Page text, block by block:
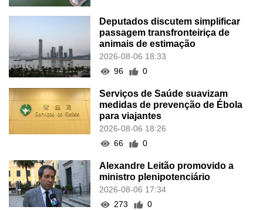
Deputados discutem simplificar
passagem transfronteiriça de
animais de estimação
2026-08-06 18:33
96
0
Serviços de Saúde suavizam
medidas de prevenção de Ébola
para viajantes
2026-08-06 18:26
66
0
Alexandre Leitão promovido a
ministro plenipotenciário
2026-08-06 17:34
273
0